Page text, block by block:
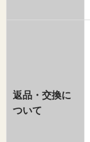
返品・交換に
ついて